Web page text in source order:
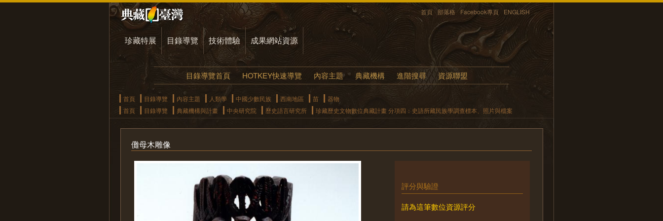
首頁 部落格 Facebook專頁 ENGLISH
珍藏特展 目錄導覽 技術體驗 成果網站資源
目錄導覽首頁 HOTKEY快速導覽 內容主題 典藏機構 進階搜尋 資源聯盟
首頁 目錄導覽 內容主題 人類學 中國少數民族 西南地區 苗
器物
首頁
目錄導覽 典藏機構與計畫 中央研究院 歷史語言研究所 珍藏歷史文物數位典藏計畫 分項四：史語所藏民族學調查標本、照片與檔案
儺母木雕像
評分與驗證
請為這筆數位資源評分